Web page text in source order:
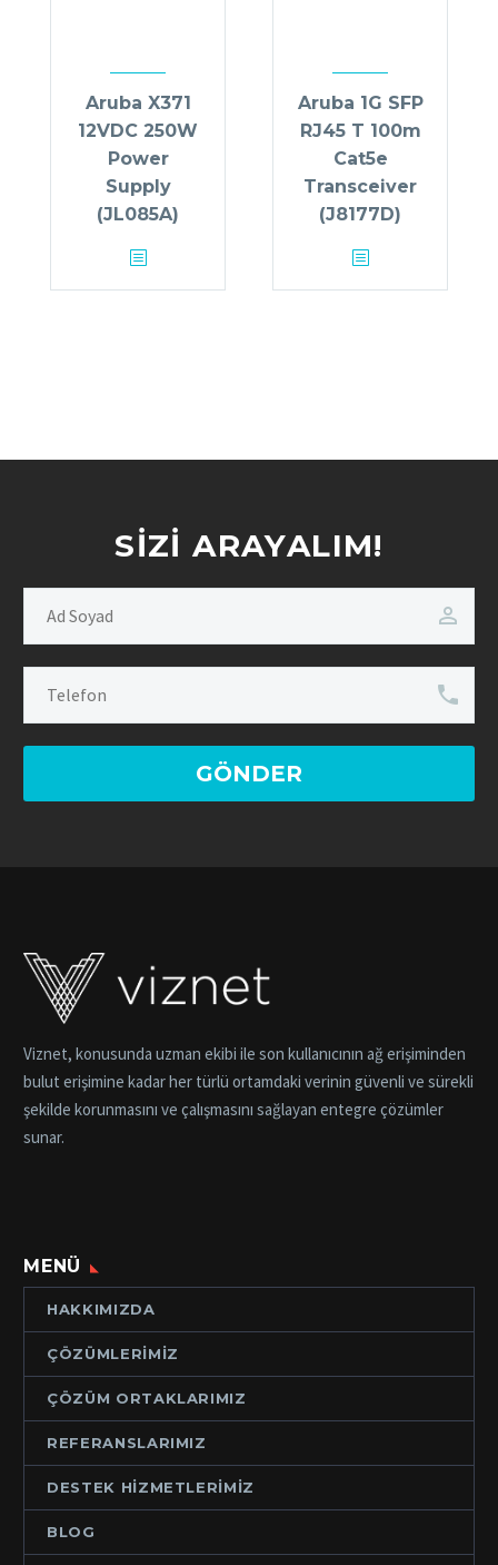
Aruba X371
12VDC 250W
Power
Supply
(JL085A)
Aruba 1G SFP
RJ45 T 100m
Cat5e
Transceiver
(J8177D)
SIZI ARAYALIM!
Viznet, konusunda uzman ekibi ile son kullanıcının ağ erişiminden
bulut erişimine kadar her türlü ortamdaki verinin güvenli ve sürekli
şekilde korunmasını ve çalışmasını sağlayan entegre çözümler
sunar.
MENÜ
HAKKIMIZDA
ÇÖZÜMLERIMIZ
ÇÖZÜM ORTAKLARIMIZ
REFERANSLARIMIZ
DESTEK HIZMETLERIMIZ
BLOG